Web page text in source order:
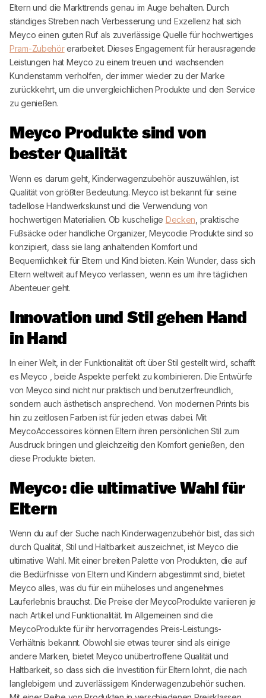
Eltern und die Markttrends genau im Auge behalten. Durch
ständiges Streben nach Verbesserung und Exzellenz hat sich
Meyco einen guten Ruf als zuverlässige Quelle für hochwertiges
Pram-Zubehörerarbeitet. Dieses Engagement für herausragende
Leistungen hat Meyco zu einem treuen und wachsenden
Kundenstamm verholfen, der immer wieder zu der Marke
zurückkehrt, um die unvergleichlichen Produkte und den Service
zu genießen.
Meyco Produkte sind von
bester Qualität
Wenn es darum geht, Kinderwagenzubehör auszuwählen, ist
Qualität von größter Bedeutung.Meyco ist bekannt für seine
tadellose Handwerkskunst und die Verwendung von
hochwertigen Materialien. Ob kuschelige Decken , praktische
Fußsäcke oder handliche Organizer,Meycodie Produkte sind so
konzipiert, dass sie lang anhaltenden Komfort und
Bequemlichkeit für Eltern und Kind bieten. Kein Wunder, dass sich
Eltern weltweit aufMeyco verlassen, wenn es um ihre täglichen
Abenteuer geht.
Innovation und Stil gehen Hand
in Hand
In einer Welt, in der Funktionalität oft über Stil gestellt wird, schafft
esMeyco , beide Aspekte perfekt zu kombinieren. Die Entwürfe
von Meyco sind nicht nur praktisch und benutzerfreundlich,
sondern auch ästhetisch ansprechend. Von modernen Prints bis
hin zu zeitlosen Farben ist für jeden etwas dabei. Mit
MeycoAccessoires können Eltern ihren persönlichen Stil zum
Ausdruck bringen und gleichzeitig den Komfort genießen, den
diese Produkte bieten.
Meyco: die ultimative Wahl für
Eltern
Wenn du auf der Suche nach Kinderwagenzubehör bist, das sich
durch Qualität, Stil und Haltbarkeit auszeichnet, ist Meyco die
ultimative Wahl. Mit einer breiten Palette von Produkten, die auf
die Bedürfnisse von Eltern und Kindern abgestimmt sind, bietet
Meyco alles, was du für ein müheloses und angenehmes
Lauferlebnis brauchst. Die Preise derMeycoProdukte variieren je
nach Artikel und Funktionalität. Im Allgemeinen sind die
MeycoProdukte für ihr hervorragendes Preis-Leistungs-
Verhältnis bekannt. Obwohl sie etwas teurer sind als einige
andere Marken, bietet Meyco unübertroffene Qualität und
Haltbarkeit, so dass sich die Investition für Eltern lohnt, die nach
langlebigem und zuverlässigem Kinderwagenzubehör suchen.